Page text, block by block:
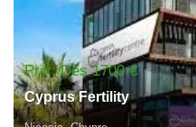
Prix: Dès 1700 €
Cyprus Fertility